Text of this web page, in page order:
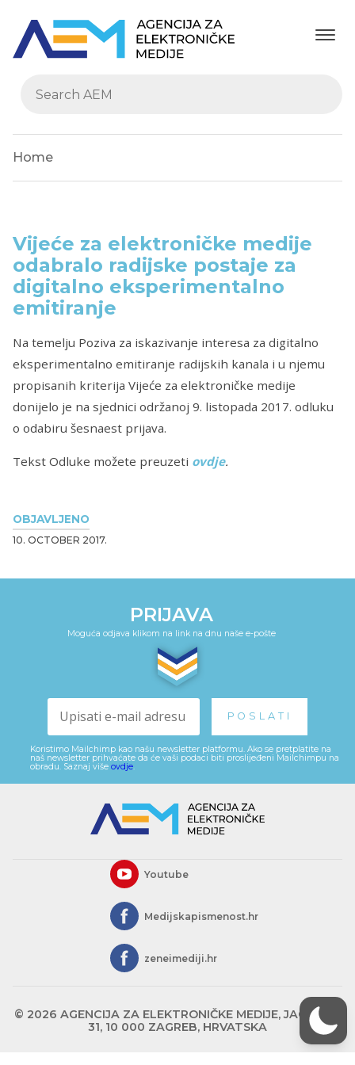
Home
OBJAVLJENO
10. OCTOBER 2017.
Vijeće za elektroničke medije
odabralo radijske postaje za
digitalno eksperimentalno
emitiranje
Na temelju Poziva za iskazivanje interesa za digitalno
eksperimentalno emitiranje radijskih kanala i u njemu
propisanih kriterija Vijeće za elektroničke medije
donijelo je na sjednici održanoj 9. listopada 2017. odluku
o odabiru šesnaest prijava.
Tekst Odluke možete preuzeti ovdje.
PRIJAVA
Moguća odjava klikom na link na dnu naše e-pošte
Koristimo Mailchimp kao našu newsletter platformu. Ako se pretplatite na
naš newsletter prihvaćate da će vaši podaci biti proslijeđeni Mailchimpu na
obradu. Saznaj više ovdje.
Youtube
Medijskapismenost.hr
zeneimediji.hr
© 2026 AGENCIJA ZA ELEKTRONIČKE MEDIJE, JAGIĆEVA
31, 10 000 ZAGREB, HRVATSKA